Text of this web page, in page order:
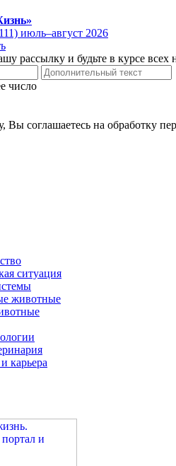
июль–август 2026
рассылку и будьте в курсе всех
число
Вы соглашаетесь на обработку
ситуация
животные
карьера